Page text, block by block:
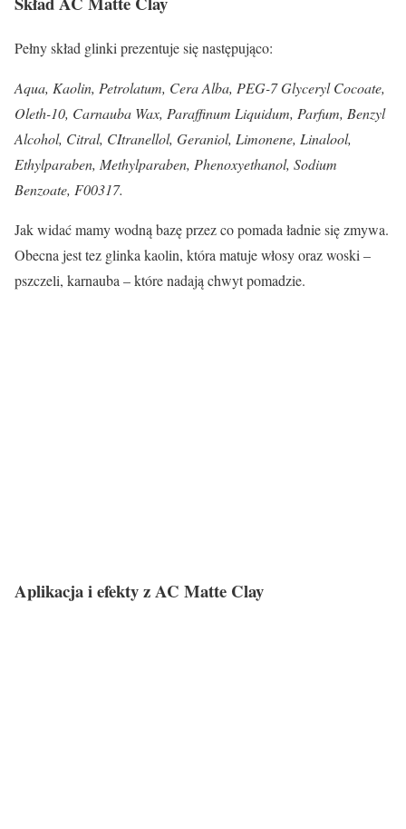
Pełny skład glinki prezentuje się następująco:
Aqua, Kaolin, Petrolatum, Cera Alba, PEG-7 Glyceryl Cocoate,
Oleth-10, Carnauba Wax, Paraffinum Liquidum, Parfum, Benzyl
Alcohol, Citral, CItranellol, Geraniol, Limonene, Linalool,
Ethylparaben, Methylparaben, Phenoxyethanol, Sodium
Benzoate, F00317.
Jak widać mamy wodną bazę przez co pomada ładnie się zmywa.
Obecna jest tez glinka kaolin, która matuje włosy oraz woski –
pszczeli, karnauba – które nadają chwyt pomadzie.
Aplikacja i efekty z AC Matte Clay